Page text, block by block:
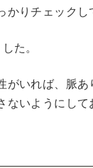
りチェックし
た。
いれば、脈あ
いようにして